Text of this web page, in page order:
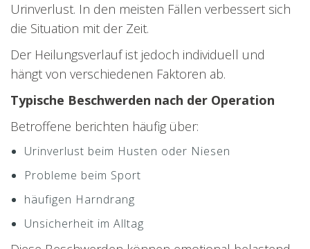
Urinverlust. In den meisten Fällen verbessert sich
die Situation mit der Zeit.
Der Heilungsverlauf ist jedoch individuell und
hängt von verschiedenen Faktoren ab.
Typische Beschwerden nach der Operation
Betroffene berichten häufig über:
Urinverlust beim Husten oder Niesen
Probleme beim Sport
häufigen Harndrang
Unsicherheit im Alltag